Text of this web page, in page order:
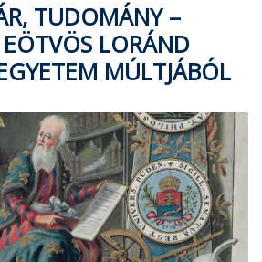
TUDOMÁNY –
EÖTVÖS LORÁND
MÚLTJÁBÓL